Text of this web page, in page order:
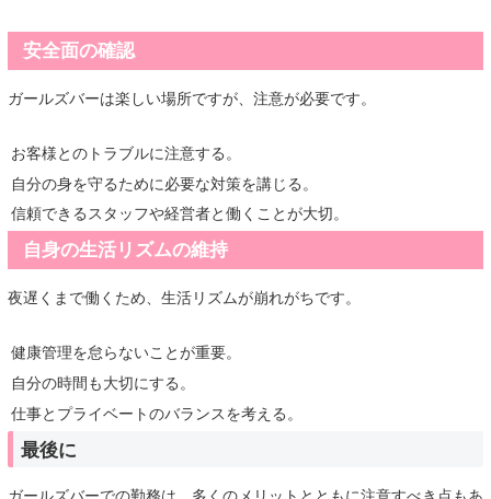
安全面の確認
ガールズバーは楽しい場所ですが、注意が必要です。
お客様とのトラブルに注意する。
自分の身を守るために必要な対策を講じる。
信頼できるスタッフや経営者と働くことが大切。
自身の生活リズムの維持
夜遅くまで働くため、生活リズムが崩れがちです。
健康管理を怠らないことが重要。
自分の時間も大切にする。
仕事とプライベートのバランスを考える。
最後に